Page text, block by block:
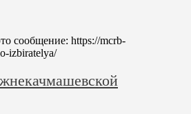
сообщение: https://mcrb-
izbiratelya/